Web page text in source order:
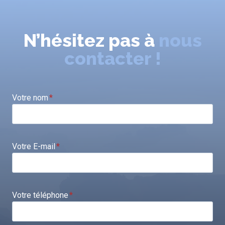
N’hésitez pas à nous
contacter !
Votre nom*
Votre E-mail*
Votre téléphone*